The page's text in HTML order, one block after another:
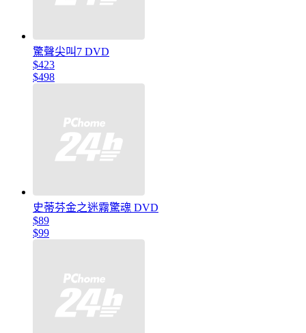
驚聲尖叫7 DVD
$423
$498
史蒂芬金之迷霧驚魂 DVD
$89
$99